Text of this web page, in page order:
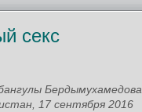
секс
Бердымухамедова
17 сентября 2016